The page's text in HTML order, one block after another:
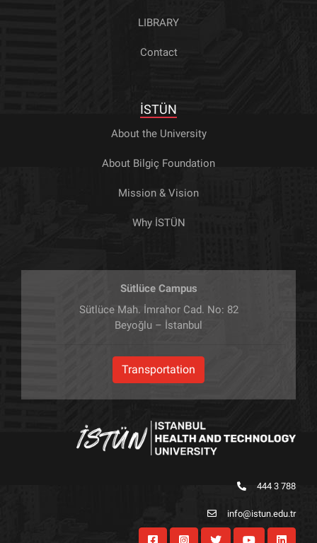
LIBRARY
Contact
İSTÜN
About the University
About Bilgiç Foundation
Mission & Vision
Why İSTÜN
Sütlüce Campus
Sütlüce Mah. İmrahor Cad. No: 82
Beyoğlu – İstanbul
Transportation
444 3 788
info@istun.edu.tr